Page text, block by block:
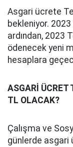
Asgari ücrete
bekleniyor. 2023
ardından, 2023
ödenecek yeni
hesaplara
ASGARİ ÜCRET
TL OLACAK?
Çalışma ve
günlerde asgari